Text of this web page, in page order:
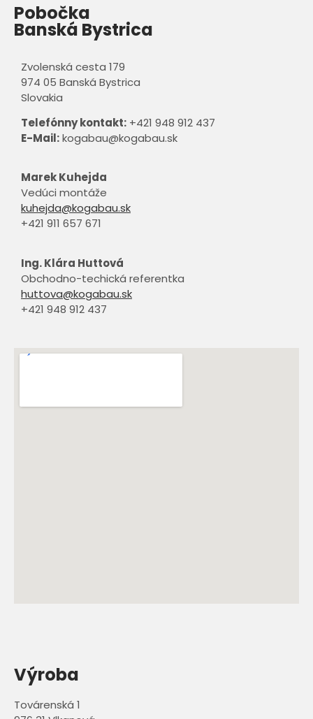
Pobočka
Banská Bystrica
Zvolenská cesta 179
974 05 Banská Bystrica
Slovakia
Telefónny kontakt: +421 948 912 437
E-Mail:kogabau@kogabau.sk
Marek Kuhejda
Vedúci montáže
kuhejda@kogabau.sk
+421 911 657 671
Ing.Klára Huttová
Obchodno-techická referentka
huttova@kogabau.sk
+421 948 912 437
Výroba
Továrenská 1